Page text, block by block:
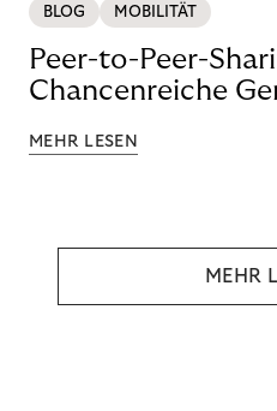
BLOG MOBILITÄT
Peer-to-Peer-
Chancenreiche
MEHR LESEN
MEHR